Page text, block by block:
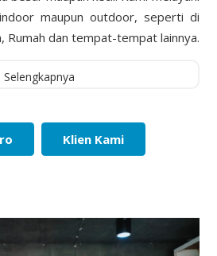
maupun outdoor, seperti di
Rumah dan tempat-tempat lainnya.
Selengkapnya
Klien Kami